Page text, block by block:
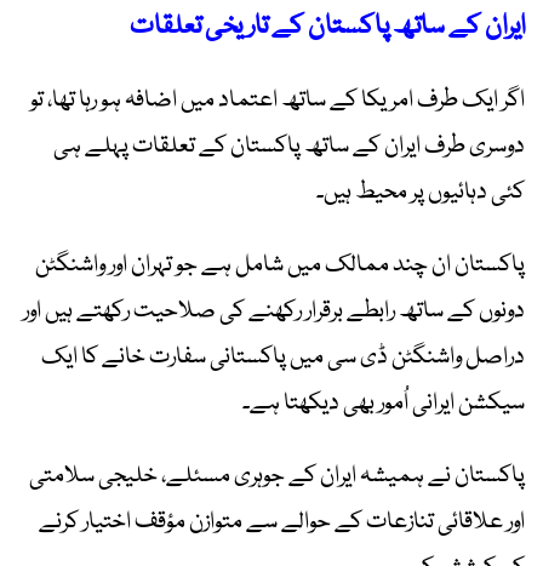
ایران کے ساتھ پاکستان کے تاریخی تعلقات
اگر ایک طرف امریکا کے ساتھ اعتماد میں اضافہ ہو رہا تھا، تو
دوسری طرف ایران کے ساتھ پاکستان کے تعلقات پہلے ہی
کئی دہائیوں پر محیط ہیں۔
پاکستان ان چند ممالک میں شامل ہے جو تہران اور واشنگٹن
دونوں کے ساتھ رابطے برقرار رکھنے کی صلاحیت رکھتے ہیں اور
دراصل واشنگٹن ڈی سی میں پاکستانی سفارت خانے کا ایک
سیکشن ایرانی اُمور بھی دیکھتا ہے۔
پاکستان نے ہمیشہ ایران کے جوہری مسئلے، خلیجی سلامتی
اور علاقائی تنازعات کے حوالے سے متوازن مؤقف اختیار کرنے